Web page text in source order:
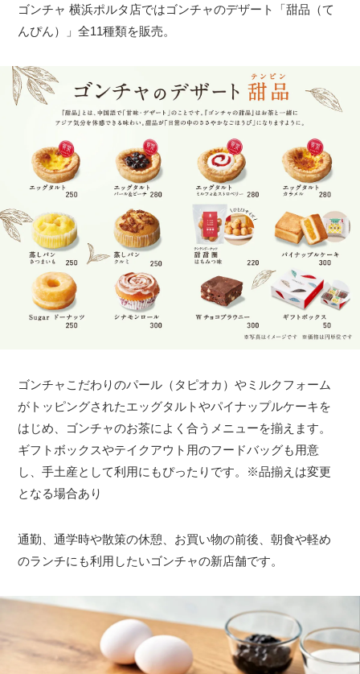
ゴンチャ 横浜ポルタ店ではゴンチャのデザート「甜品（て
んぴん）」全11種類を販売。
ゴンチャこだわりのパール（タピオカ）やミルクフォーム
がトッピングされたエッグタルトやパイナップルケーキを
はじめ、ゴンチャのお茶によく合うメニューを揃えます。
ギフトボックスやテイクアウト用のフードバッグも用意
し、手土産として利用にもぴったりです。※品揃えは変更
となる場合あり
通勤、通学時や散策の休憩、お買い物の前後、朝食や軽め
のランチにも利用したいゴンチャの新店舗です。